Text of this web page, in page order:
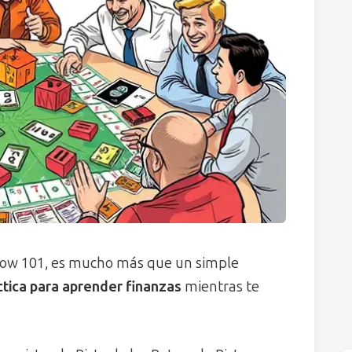
101, es mucho más que un simple
para aprender finanzas mientras te